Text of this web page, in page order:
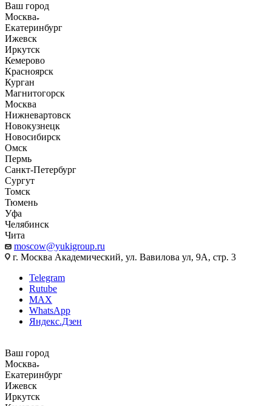
Ваш город
Москва
Екатеринбург
Ижевск
Иркутск
Кемерово
Красноярск
Курган
Магнитогорск
Москва
Нижневартовск
Новокузнецк
Новосибирск
Омск
Пермь
Санкт-Петербург
Сургут
Томск
Тюмень
Уфа
Челябинск
Чита
moscow@yukigroup.ru
г. Москва Академический, ул. Вавилова ул, 9А, стр. 3
Telegram
Rutube
MAX
WhatsApp
Яндекс.Дзен
Ваш город
Москва
Екатеринбург
Ижевск
Иркутск